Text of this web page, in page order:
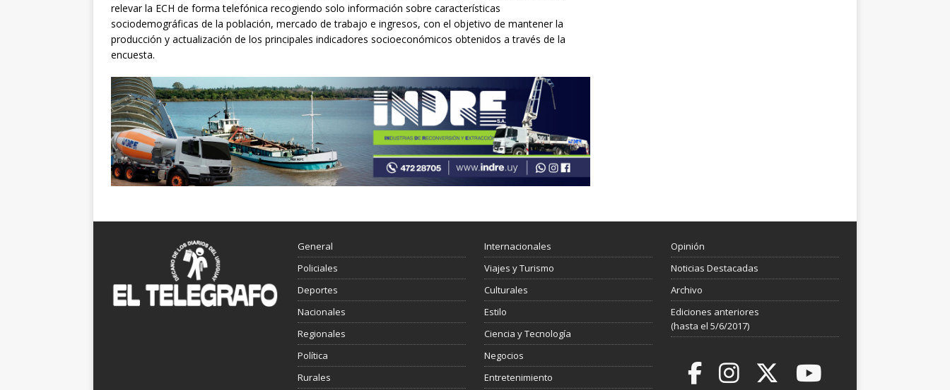
relevar la ECH de forma telefónica recogiendo solo información sobre características
sociodemográficas de la población, mercado de trabajo e ingresos, con el objetivo de mantener la
producción y actualización de los principales indicadores socioeconómicos obtenidos a través de la
encuesta.
General
Policiales
Deportes
Nacionales
Regionales
Política
Rurales
Internacionales
Viajes y Turismo
Culturales
Estilo
Ciencia y Tecnología
Negocios
Entretenimiento
Opinión
Noticias Destacadas
Archivo
Ediciones anteriores
(hasta el 5/6/2017)